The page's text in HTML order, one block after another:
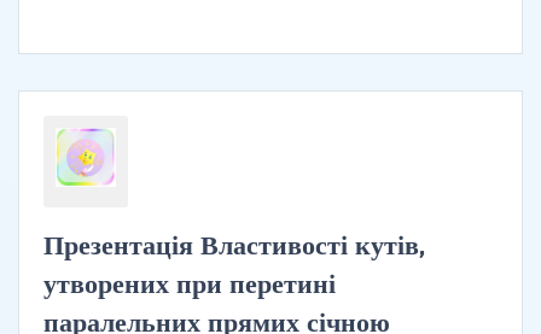
Презентація Властивості кутів,
утворених при перетині
паралельних прямих січною